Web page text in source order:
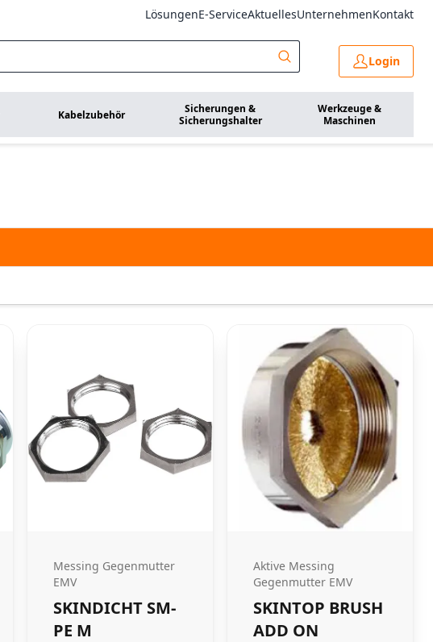
LösungenE-ServiceAktuellesUnternehmenKontakt
Login
Kabelzubehör
Sicherungen &
Sicherungshalter
Werkzeuge &
Maschinen
Messing Gegenmutter
EMV
SKINDICHT SM-
PE M
Aktive Messing
Gegenmutter EMV
SKINTOP BRUSH
ADD ON